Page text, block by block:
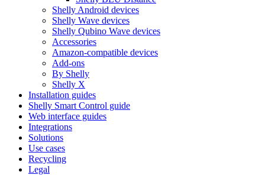
Shelly Android devices
Shelly Wave devices
Shelly Qubino Wave devices
Accessories
Amazon-compatible devices
Add-ons
By Shelly
Shelly X
Installation guides
Shelly Smart Control guide
Web interface guides
Integrations
Solutions
Use cases
Recycling
Legal